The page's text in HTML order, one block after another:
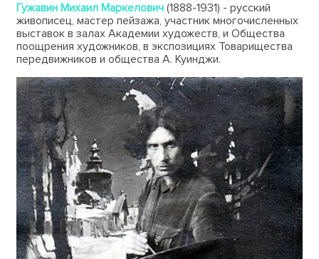
Гужавин Михаил Маркелович (1888-1931) - русский
живописец, мастер пейзажа, участник многочисленных
выставок в залах Академии художеств, и Общества
поощрения художников, в экспозициях Товарищества
передвижников и общества А. Куинджи.